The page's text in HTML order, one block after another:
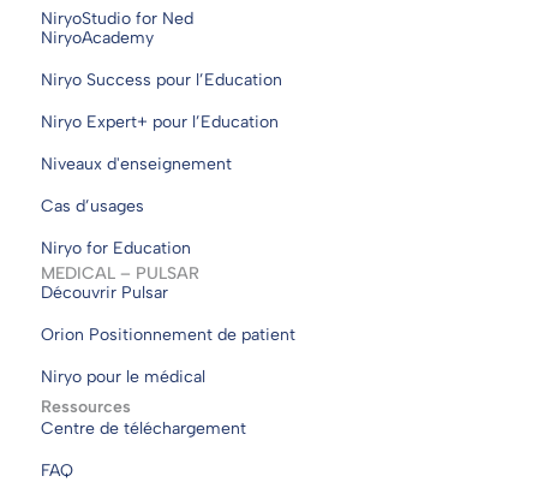
NiryoStudio for Ned
NiryoAcademy
Niryo Success pour l’Education
Niryo Expert+ pour l’Education
Niveaux d'enseignement
Cas d’usages
Niryo for Education
MEDICAL – PULSAR
Découvrir Pulsar
Orion Positionnement de patient
Niryo pour le médical
Ressources
Centre de téléchargement
FAQ